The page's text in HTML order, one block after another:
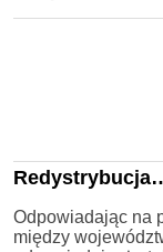
Odpowiadając na
między